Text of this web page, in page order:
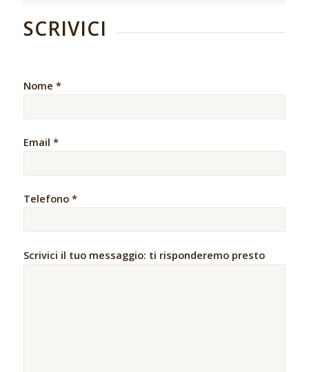
SCRIVICI
Nome *
Email *
Telefono *
Scrivici il tuo messaggio: ti risponderemo presto